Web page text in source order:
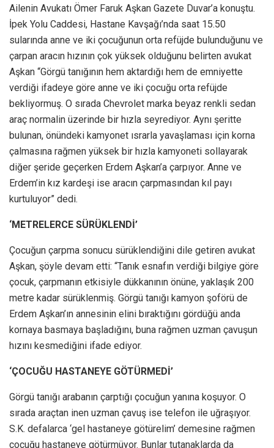
Ailenin Avukatı Ömer Faruk Aşkan Gazete Duvar’a konuştu.
İpek Yolu Caddesi, Hastane Kavşağı’nda saat 15.50
sularında anne ve iki çocuğunun orta refüjde bulunduğunu ve
çarpan aracın hızının çok yüksek olduğunu belirten avukat
Aşkan “Görgü tanığının hem aktardığı hem de emniyette
verdiği ifadeye göre anne ve iki çocuğu orta refüjde
bekliyormuş. O sırada Chevrolet marka beyaz renkli sedan
araç normalin üzerinde bir hızla seyrediyor. Aynı şeritte
bulunan, önündeki kamyonet ısrarla yavaşlaması için korna
çalmasına rağmen yüksek bir hızla kamyoneti sollayarak
diğer şeride geçerken Erdem Aşkan’a çarpıyor. Anne ve
Erdem’in kız kardeşi ise aracın çarpmasından kıl payı
kurtuluyor” dedi.
‘METRELERCE SÜRÜKLENDİ’
Çocuğun çarpma sonucu sürüklendiğini dile getiren avukat
Aşkan, şöyle devam etti: “Tanık esnafın verdiği bilgiye göre
çocuk, çarpmanın etkisiyle dükkanının önüne, yaklaşık 200
metre kadar sürüklenmiş. Görgü tanığı kamyon şoförü de
Erdem Aşkan’ın annesinin elini bıraktığını gördüğü anda
kornaya basmaya başladığını, buna rağmen uzman çavuşun
hızını kesmediğini ifade ediyor.
‘ÇOCUĞU HASTANEYE GÖTÜRMEDİ’
Görgü tanığı arabanın çarptığı çocuğun yanına koşuyor. O
sırada araçtan inen uzman çavuş ise telefon ile uğraşıyor.
S.K. defalarca ‘gel hastaneye götürelim’ demesine rağmen
çocuğu hastaneye götürmüyor. Bunlar tutanaklarda da